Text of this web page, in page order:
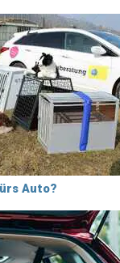
Auto?